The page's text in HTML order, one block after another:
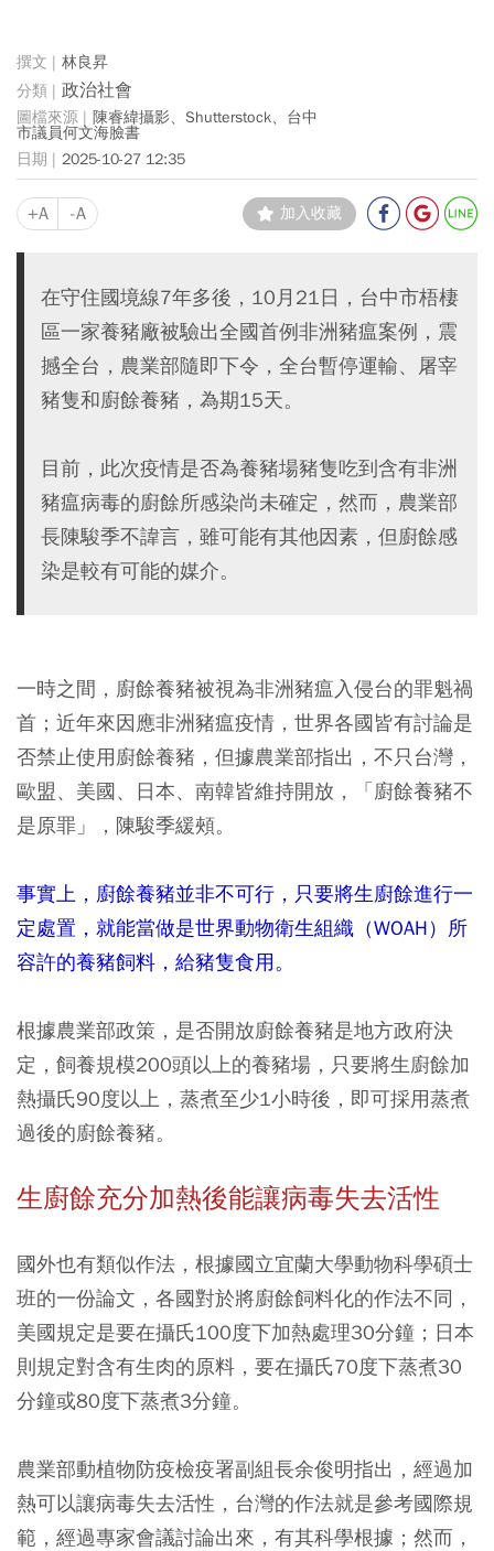
林良昇
政治社會
陳睿緯攝影、Shutterstock、台中
市議員何文海臉書
2025-10-27 12:35
+A -A 加入收藏
在守住國境線7年多後，10月21日，台中市梧棲
區一家養豬廠被驗出全國首例非洲豬瘟案例，震
撼全台，農業部隨即下令，全台暫停運輸、屠宰
豬隻和廚餘養豬，為期15天。
目前，此次疫情是否為養豬場豬隻吃到含有非洲
豬瘟病毒的廚餘所感染尚未確定，然而，農業部
長陳駿季不諱言，雖可能有其他因素，但廚餘感
染是較有可能的媒介。
一時之間，廚餘養豬被視為非洲豬瘟入侵台的罪魁禍
首；近年來因應非洲豬瘟疫情，世界各國皆有討論是
否禁止使用廚餘養豬，但據農業部指出，不只台灣，
歐盟、美國、日本、南韓皆維持開放，「廚餘養豬不
是原罪」，陳駿季緩頰。
事實上，廚餘養豬並非不可行，只要將生廚餘進行一
定處置，就能當做是世界動物衛生組織（WOAH）所
容許的養豬飼料，給豬隻食用。
根據農業部政策，是否開放廚餘養豬是地方政府決
定，飼養規模200頭以上的養豬場，只要將生廚餘加
熱攝氏90度以上，蒸煮至少1小時後，即可採用蒸煮
過後的廚餘養豬。
生廚餘充分加熱後能讓病毒失去活性
國外也有類似作法，根據國立宜蘭大學動物科學碩士
班的一份論文，各國對於將廚餘飼料化的作法不同，
美國規定是要在攝氏100度下加熱處理30分鐘；日本
則規定對含有生肉的原料，要在攝氏70度下蒸煮30
分鐘或80度下蒸煮3分鐘。
農業部動植物防疫檢疫署副組長余俊明指出，經過加
熱可以讓病毒失去活性，台灣的作法就是參考國際規
範，經過專家會議討論出來，有其科學根據；然而，